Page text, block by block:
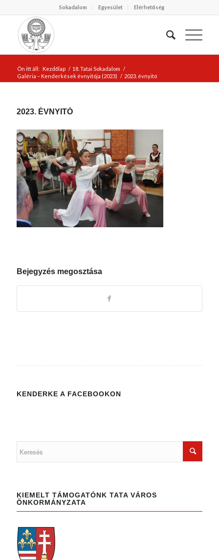
Sokadalom Egyesület Elérhetőség
Ön itt áll: Kezdőlap / 18. Tatai Sokadalom /
Galéria – Kenderkések évnyitója (2023) / 2023. évnyitó
2023. ÉVNYITÓ
Bejegyzés megosztása
KENDERKE A FACEBOOKON
KIEMELT TÁMOGATÓNK TATA VÁROS
ÖNKORMÁNYZATA